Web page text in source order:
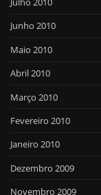
Junho 2010
Maio 2010
Abril 2010
Março 2010
Fevereiro 2010
Janeiro 2010
Dezembro 2009
Novembro 2009